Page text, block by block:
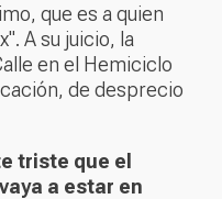
que es a quien
A su juicio, la
en el Hemiciclo
de desprecio
triste que el
a estar en